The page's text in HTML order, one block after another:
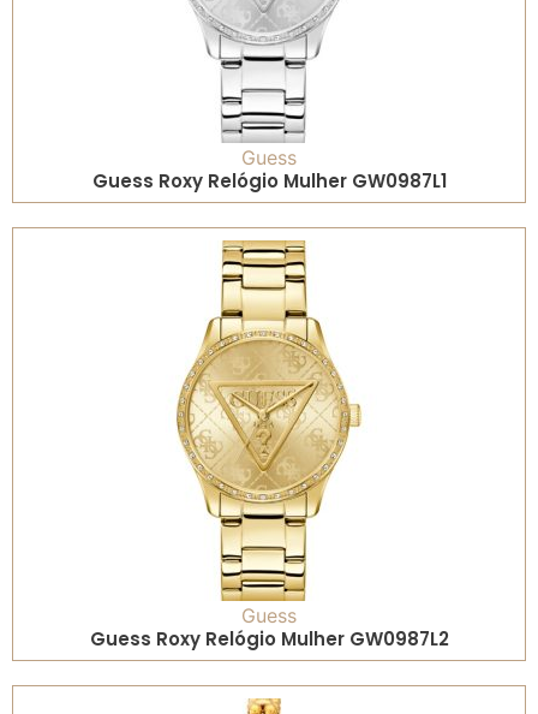
Guess
Guess Roxy Relógio Mulher GW0987L1
Guess
Guess Roxy Relógio Mulher GW0987L2